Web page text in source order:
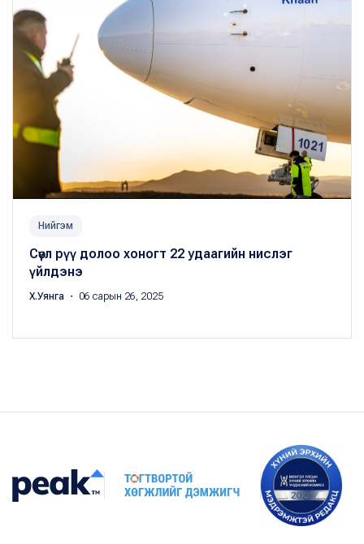
Нийгэм
Сөүл рүү долоо хоногт 22 удаагийн нислэг
үйлдэнэ
Х.Уянга ・ 06 сарын 26, 2025